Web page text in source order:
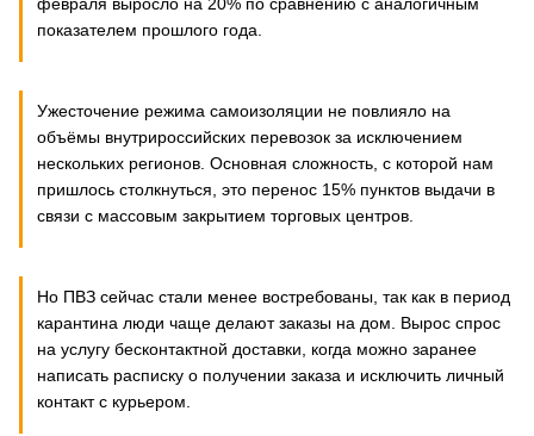
показателем прошлого года.
Ужесточение режима самоизоляции не повлияло на
объёмы внутрироссийских перевозок за исключением
нескольких регионов. Основная сложность, с которой нам
пришлось столкнуться, это перенос 15% пунктов выдачи в
связи с массовым закрытием торговых центров.
Но ПВЗ сейчас стали менее востребованы, так как в период
карантина люди чаще делают заказы на дом. Вырос спрос
на услугу бесконтактной доставки, когда можно заранее
написать расписку о получении заказа и исключить личный
контакт с курьером.